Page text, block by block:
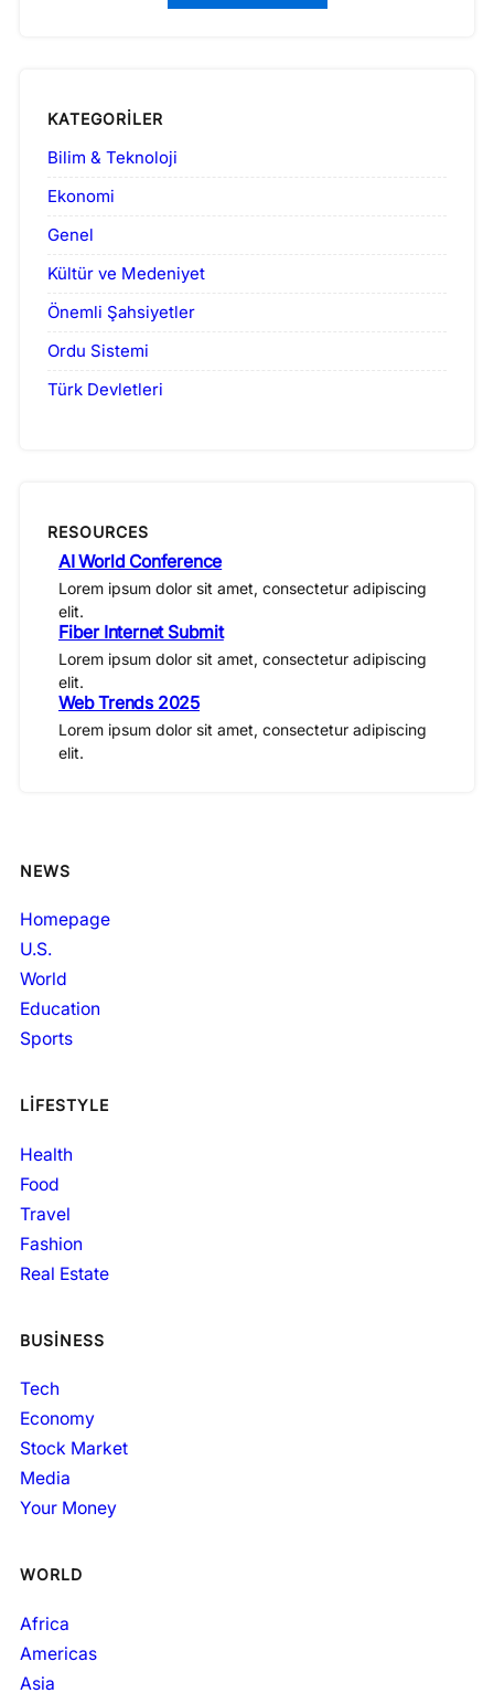
KATEGORILER
Bilim & Teknoloji
Ekonomi
Genel
Kültür ve Medeniyet
Önemli Şahsiyetler
Ordu Sistemi
Türk Devletleri
RESOURCES
AI World Conference
Lorem ipsum dolor sit amet, consectetur adipiscing
elit.
Fiber Internet Submit
Lorem ipsum dolor sit amet, consectetur adipiscing
elit.
Web Trends 2025
Lorem ipsum dolor sit amet, consectetur adipiscing
elit.
NEWS
Homepage
U.S.
World
Education
Sports
LIFESTYLE
Health
Food
Travel
Fashion
Real Estate
BUSINESS
Tech
Economy
Stock Market
Media
Your Money
WORLD
Africa
Americas
Asia